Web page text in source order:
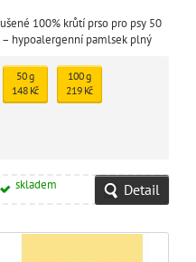
100% krůtí prso pro psy 50
– hypoalergenní pamlsek plný
50 g
148 Kč
100 g
219 Kč
skladem Detail